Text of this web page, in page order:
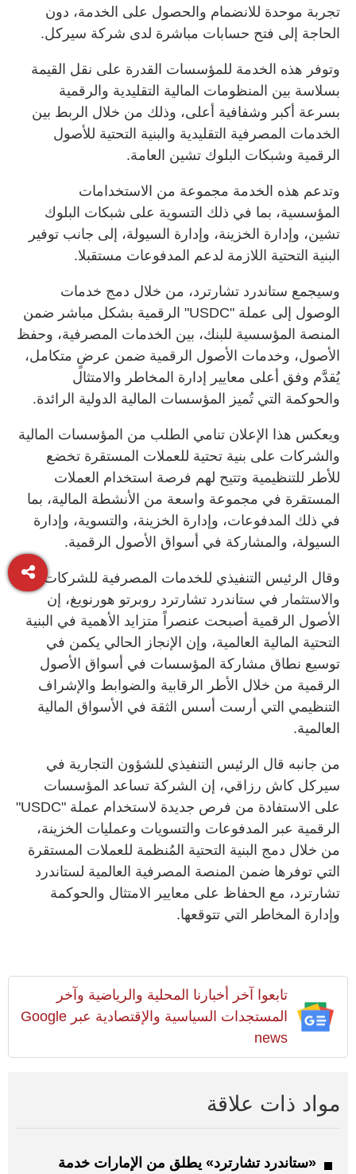
تجربة موحدة للانضمام والحصول على الخدمة، دون
الحاجة إلى فتح حسابات مباشرة لدى شركة سيركل.
وتوفر هذه الخدمة للمؤسسات القدرة على نقل القيمة
بسلاسة بين المنظومات المالية التقليدية والرقمية
بسرعة أكبر وشفافية أعلى، وذلك من خلال الربط بين
الخدمات المصرفية التقليدية والبنية التحتية للأصول
الرقمية وشبكات البلوك تشين العامة.
وتدعم هذه الخدمة مجموعة من الاستخدامات
المؤسسية، بما في ذلك التسوية على شبكات البلوك
تشين، وإدارة الخزينة، وإدارة السيولة، إلى جانب توفير
البنية التحتية اللازمة لدعم المدفوعات مستقبلا.
وسيجمع ستاندرد تشارترد، من خلال دمج خدمات
الوصول إلى عملة "USDC" الرقمية بشكل مباشر ضمن
المنصة المؤسسية للبنك، بين الخدمات المصرفية، وحفظ
الأصول، وخدمات الأصول الرقمية ضمن عرضٍ متكامل،
يُقدَّم وفق أعلى معايير إدارة المخاطر والامتثال
والحوكمة التي تُميز المؤسسات المالية الدولية الرائدة.
ويعكس هذا الإعلان تنامي الطلب من المؤسسات المالية
والشركات على بنية تحتية للعملات المستقرة تخضع
للأطر للتنظيمية وتتيح لهم فرصة استخدام العملات
المستقرة في مجموعة واسعة من الأنشطة المالية، بما
في ذلك المدفوعات، وإدارة الخزينة، والتسوية، وإدارة
السيولة، والمشاركة في أسواق الأصول الرقمية.
وقال الرئيس التنفيذي للخدمات المصرفية للشركات
والاستثمار في ستاندرد تشارترد روبرتو هورنويغ، إن
الأصول الرقمية أصبحت عنصراً متزايد الأهمية في البنية
التحتية المالية العالمية، وإن الإنجاز الحالي يكمن في
توسيع نطاق مشاركة المؤسسات في أسواق الأصول
الرقمية من خلال الأطر الرقابية والضوابط والإشراف
التنظيمي التي أرست أسس الثقة في الأسواق المالية
العالمية.
من جانبه قال الرئيس التنفيذي للشؤون التجارية في
سيركل كاش رزاقي، إن الشركة تساعد المؤسسات
على الاستفادة من فرص جديدة لاستخدام عملة "USDC"
الرقمية عبر المدفوعات والتسويات وعمليات الخزينة،
من خلال دمج البنية التحتية المُنظمة للعملات المستقرة
التي توفرها ضمن المنصة المصرفية العالمية لستاندرد
تشارترد، مع الحفاظ على معايير الامتثال والحوكمة
وإدارة المخاطر التي تتوقعها.
تابعوا آخر أخبارنا المحلية والرياضية وآخر
المستجدات السياسية والإقتصادية عبر Google
news
مواد ذات علاقة
«ستاندرد تشارترد» يطلق من الإمارات خدمة